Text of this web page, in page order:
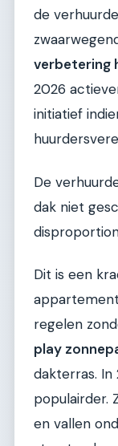
de
verbetering
2026
initiatief
De
dak niet
Dit is een
regelen
play
dakterras. In
populairder.
en vallen